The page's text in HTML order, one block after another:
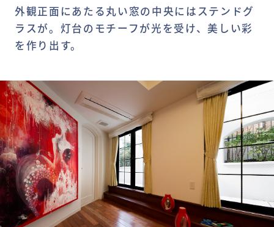
外観正面にあたる丸い窓の中央にはステンドグ
ラスが。灯台のモチーフが光を受け、美しい彩
を作り出す。